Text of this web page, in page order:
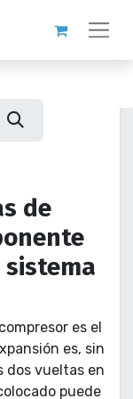
de
es el
es, sin
dos vueltas en
puede